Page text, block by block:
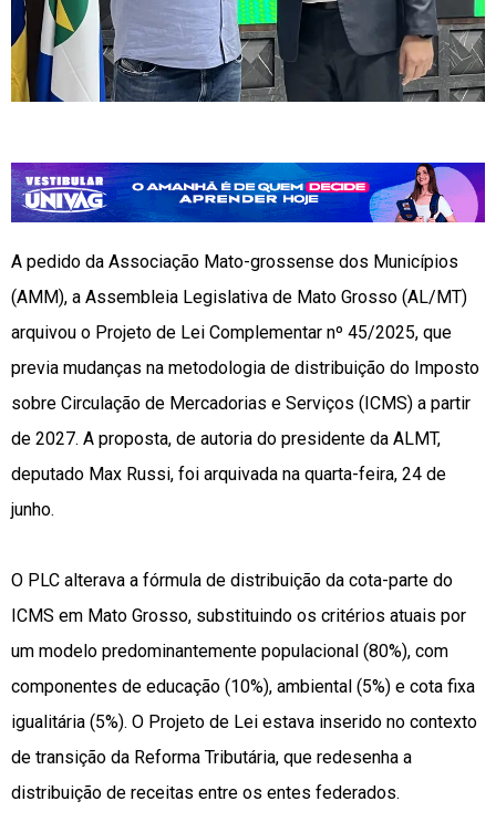
A pedido da Associação Mato-grossense dos Municípios
(AMM), a Assembleia Legislativa de Mato Grosso (AL/MT)
arquivou o Projeto de Lei Complementar nº 45/2025, que
previa mudanças na metodologia de distribuição do Imposto
sobre Circulação de Mercadorias e Serviços (ICMS) a partir
de 2027. A proposta, de autoria do presidente da ALMT,
deputado Max Russi, foi arquivada na quarta-feira, 24 de
junho.
O PLC alterava a fórmula de distribuição da cota-parte do
ICMS em Mato Grosso, substituindo os critérios atuais por
um modelo predominantemente populacional (80%), com
componentes de educação (10%), ambiental (5%) e cota fixa
igualitária (5%). O Projeto de Lei estava inserido no contexto
de transição da Reforma Tributária, que redesenha a
distribuição de receitas entre os entes federados.